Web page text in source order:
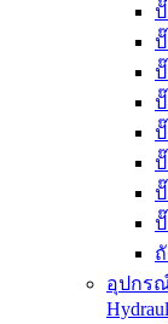
อุปกรณ์